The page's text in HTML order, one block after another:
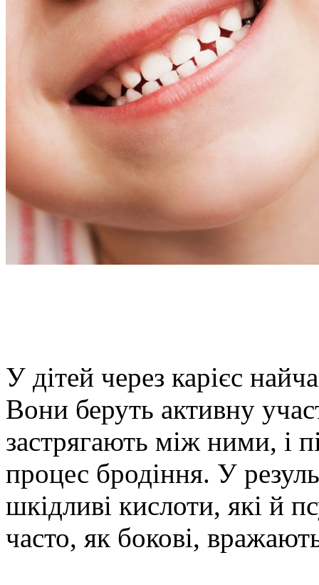
У дітей через карієс
Вони беруть активну
застрягають між ними, і
процес бродіння. У
шкідливі кислоти, які й
часто, як бокові,